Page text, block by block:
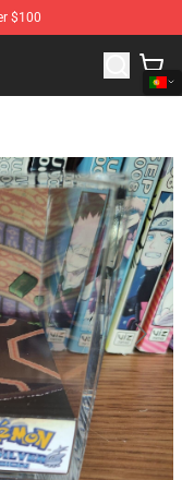
$100
Store of Pokemon